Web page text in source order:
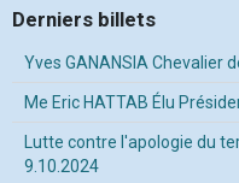
Derniers billets
Yves GANANSIA Chevalier
Me Eric HATTAB Élu
Lutte contre l'apologie du
9.10.2024